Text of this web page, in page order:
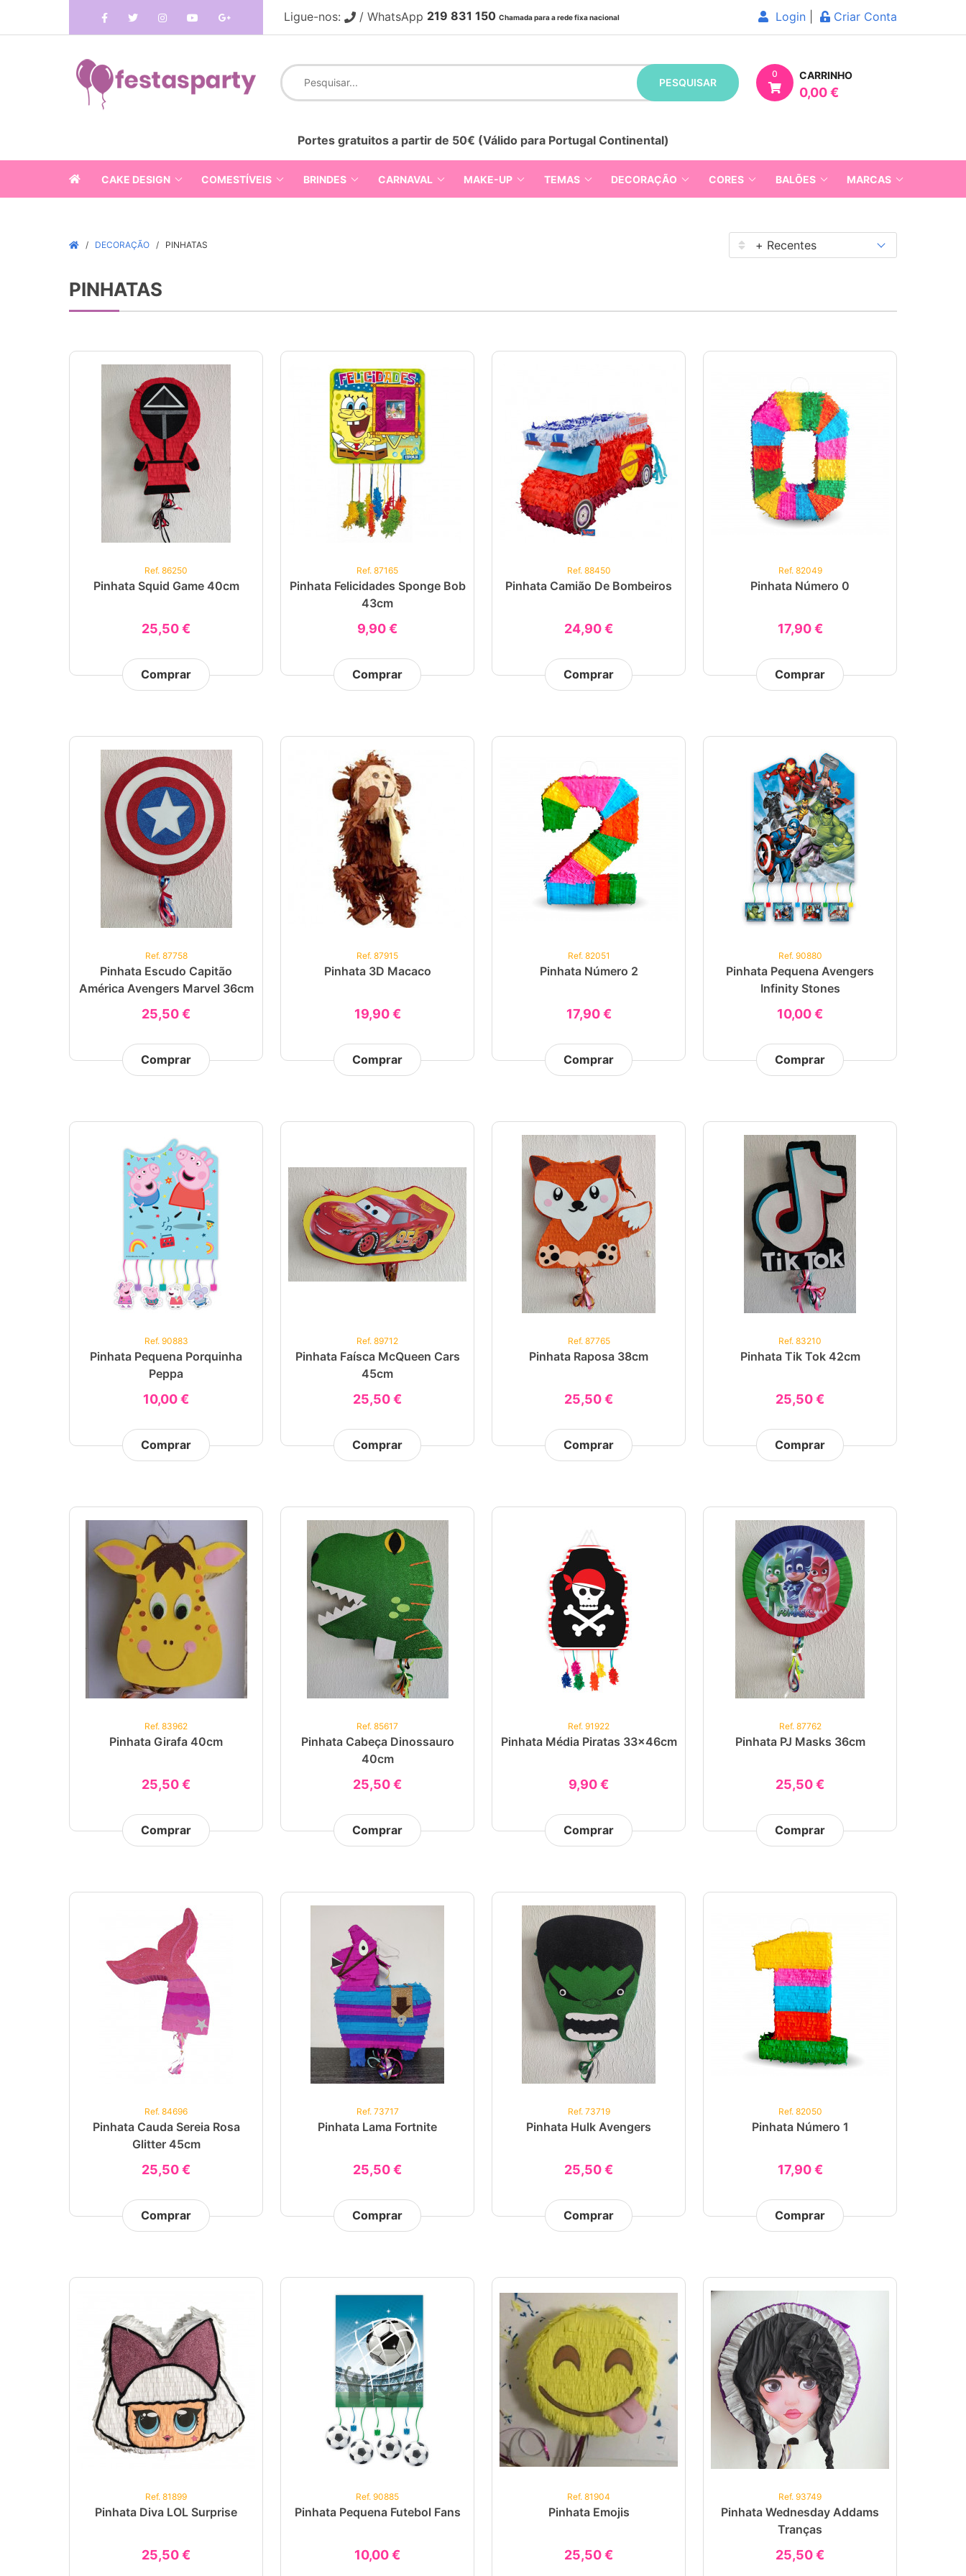
Ligue-nos: / WhatsApp 219 831 150 Chamada para a rede fixa nacional Login Criar Conta
PESQUISAR
0 CARRINHO
0,00 €
Portes gratuitos a partir de 50€ (Válido para Portugal Continental)
CAKE DESIGN COMESTÍVEIS BRINDES CARNAVAL MAKE-UP TEMAS DECORAÇÃO CORES BALÕES MARCAS
DECORAÇÃO PINHATAS
PINHATAS
Ref. 86250
Pinhata Squid Game 40cm
25,50 €
Comprar
Ref. 87165
Pinhata Felicidades Sponge Bob
43cm
9,90 €
Comprar
Ref. 88450
Pinhata Camião De Bombeiros
24,90 €
Comprar
Ref. 82049
Pinhata Número 0
17,90 €
Comprar
Ref. 87758
Pinhata Escudo Capitão
América Avengers Marvel 36cm
25,50 €
Comprar
Ref. 87915
Pinhata 3D Macaco
19,90 €
Comprar
Ref. 82051
Pinhata Número 2
17,90 €
Comprar
Ref. 90880
Pinhata Pequena Avengers
Infinity Stones
10,00 €
Comprar
Ref. 90883
Pinhata Pequena Porquinha
Peppa
10,00 €
Comprar
Ref. 89712
Pinhata Faísca McQueen Cars
45cm
25,50 €
Comprar
Ref. 87765
Pinhata Raposa 38cm
25,50 €
Comprar
Ref. 83210
Pinhata Tik Tok 42cm
25,50 €
Comprar
Ref. 83962
Pinhata Girafa 40cm
25,50 €
Comprar
Ref. 85617
Pinhata Cabeça Dinossauro
40cm
25,50 €
Comprar
Ref. 91922
Pinhata Média Piratas 33x46cm
9,90 €
Comprar
Ref. 87762
Pinhata PJ Masks 36cm
25,50 €
Comprar
Ref. 84696
Pinhata Cauda Sereia Rosa
Glitter 45cm
25,50 €
Comprar
Ref. 73717
Pinhata Lama Fortnite
25,50 €
Comprar
Ref. 73719
Pinhata Hulk Avengers
25,50 €
Comprar
Ref. 82050
Pinhata Número 1
17,90 €
Comprar
Ref. 81899
Pinhata Diva LOL Surprise
25,50 €
Ref. 90885
Pinhata Pequena Futebol Fans
10,00 €
Ref. 81904
Pinhata Emojis
25,50 €
Ref. 93749
Pinhata Wednesday Addams
Tranças
25,50 €